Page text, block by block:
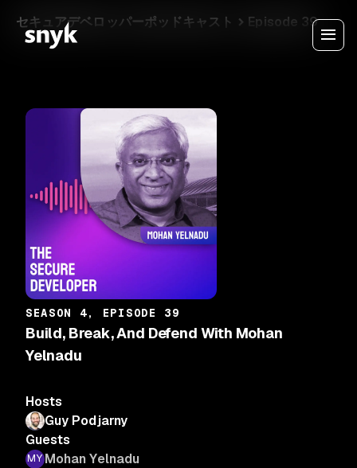
セキュアデベロッパーポッドキャスト Episode 39
SEASON 4, EPISODE 39
Build, Break, And Defend With Mohan
Yelnadu
Hosts
Guy Podjarny
Guests
Mohan Yelnadu